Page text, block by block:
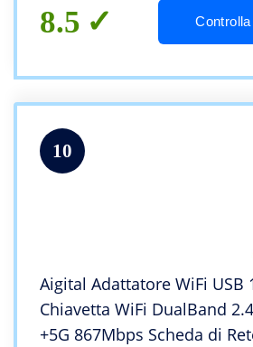
8.5
10
Aigital Adattatore WiFi USB
Chiavetta WiFi DualBand
+5G 867Mbps Scheda di